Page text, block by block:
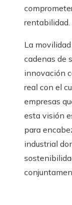
rentabilidad.
La
cadenas de
innovación
real con el
empresas
esta visión
para
industrial